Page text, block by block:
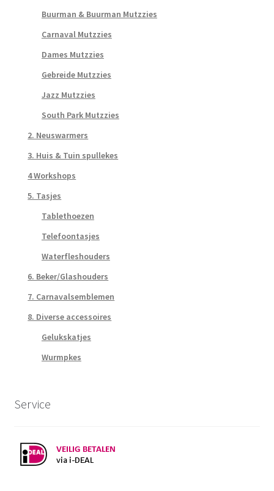
Buurman & Buurman Mutzzies
Carnaval Mutzzies
Dames Mutzzies
Gebreide Mutzzies
Jazz Mutzzies
South Park Mutzzies
2. Neuswarmers
3. Huis & Tuin spullekes
4 Workshops
5. Tasjes
Tablethoezen
Telefoontasjes
Waterfleshouders
6. Beker/Glashouders
7. Carnavalsemblemen
8. Diverse accessoires
Gelukskatjes
Wurmpkes
Service